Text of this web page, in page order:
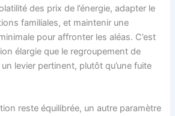
des prix de l’énergie, adapter le
familiales, et maintenir une
pour affronter les aléas. C’est
élargie que le regroupement de
levier pertinent, plutôt qu’une fuite
reste équilibrée, un autre paramètre